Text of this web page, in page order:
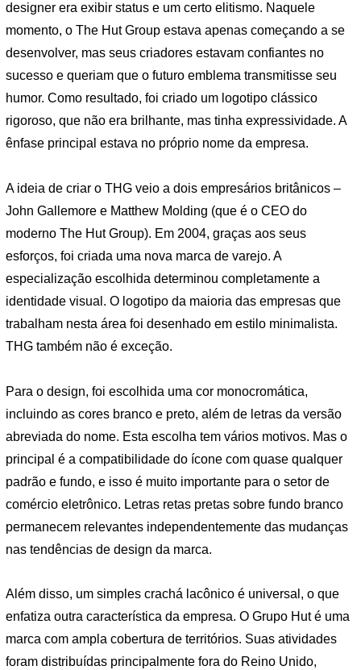
designer era exibir status e um certo elitismo. Naquele
momento, o The Hut Group estava apenas começando a se
desenvolver, mas seus criadores estavam confiantes no
sucesso e queriam que o futuro emblema transmitisse seu
humor. Como resultado, foi criado um logotipo clássico
rigoroso, que não era brilhante, mas tinha expressividade. A
ênfase principal estava no próprio nome da empresa.
A ideia de criar o THG veio a dois empresários britânicos –
John Gallemore e Matthew Molding (que é o CEO do
moderno The Hut Group). Em 2004, graças aos seus
esforços, foi criada uma nova marca de varejo. A
especialização escolhida determinou completamente a
identidade visual. O logotipo da maioria das empresas que
trabalham nesta área foi desenhado em estilo minimalista.
THG também não é exceção.
Para o design, foi escolhida uma cor monocromática,
incluindo as cores branco e preto, além de letras da versão
abreviada do nome. Esta escolha tem vários motivos. Mas o
principal é a compatibilidade do ícone com quase qualquer
padrão e fundo, e isso é muito importante para o setor de
comércio eletrônico. Letras retas pretas sobre fundo branco
permanecem relevantes independentemente das mudanças
nas tendências de design da marca.
Além disso, um simples crachá lacônico é universal, o que
enfatiza outra característica da empresa. O Grupo Hut é uma
marca com ampla cobertura de territórios. Suas atividades
foram distribuídas principalmente fora do Reino Unido,